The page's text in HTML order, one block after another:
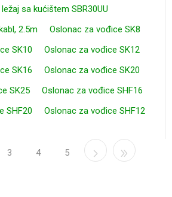
sa kućištem SBR30UU
2.5m
Oslonac za vođice SK8
SK10
Oslonac za vođice SK12
SK16
Oslonac za vođice SK20
SK25
Oslonac za vođice SHF16
SHF20
Oslonac za vođice SHF12
3 4 5